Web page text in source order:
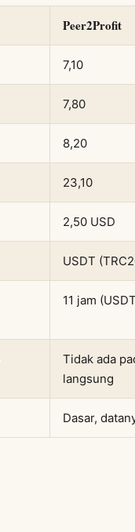
Peer2Profit
7,10
7,80
8,20
23,10
2,50 USD
USDT
11 jam
Tidak ada
langsung
Dasar,